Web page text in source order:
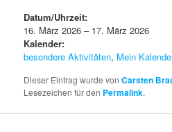
Datum/Uhrzeit:
16. März 2026 – 17. März 2026
Kalender:
besondere Aktivitäten, Mein
Dieser Eintrag wurde vonCarsten
Lesezeichen für den Permalink.